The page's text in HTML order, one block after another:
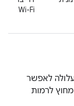
Wi-Fi
לאפשר
לרמות